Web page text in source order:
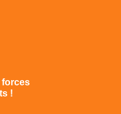
forces
!